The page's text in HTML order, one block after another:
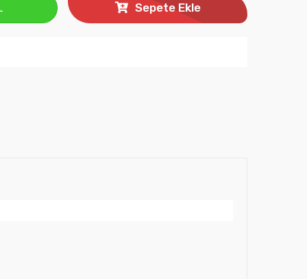
Sepete Ekle